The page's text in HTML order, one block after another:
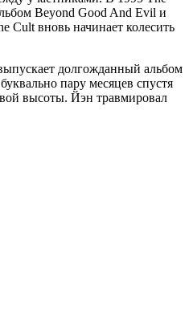
Beyond Good And Evil и
Cult вновь начинает колесить
долгожданный альбом
пару месяцев спустя
высоты. Йэн травмировал